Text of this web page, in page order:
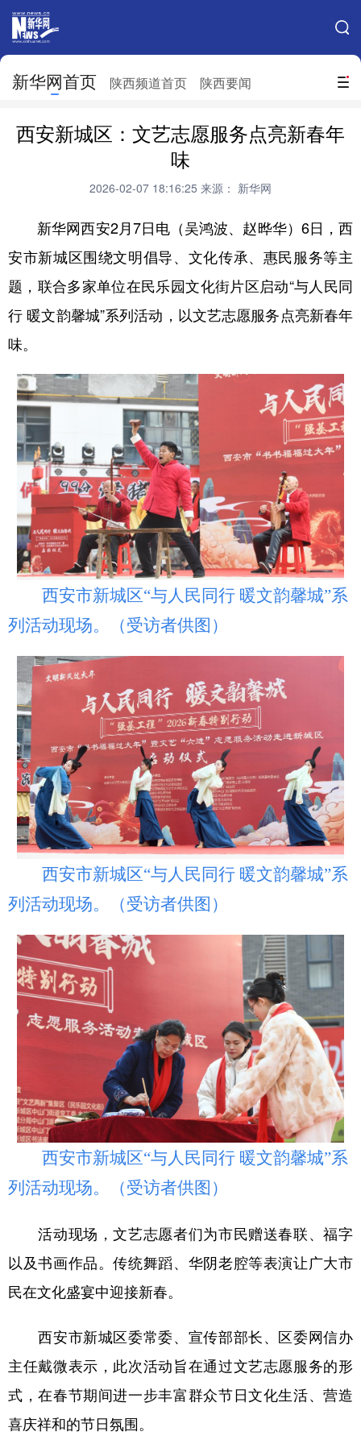
搜索
新华网首页 陕西频道首页 陕西要闻
网站地图
北京 天津 河北 山西
吉林 上海
山东 河南 湖北 湖南
广东 广西 海南 重庆
四川 贵州 云南 西藏
新疆 内蒙古
西安新城区：文艺志愿服务点亮新春年
味
2026-02-07 18:16:25 来源： 新华网
新华网西安2月7日电（吴鸿波、赵晔华）6日，西
安市新城区围绕文明倡导、文化传承、惠民服务等主
题，联合多家单位在民乐园文化街片区启动“与人民同
行 暖文韵馨城”系列活动，以文艺志愿服务点亮新春年
味。
西安市新城区“与人民同行 暖文韵馨城”系
列活动现场。（受访者供图）
西安市新城区“与人民同行 暖文韵馨城”系
列活动现场。（受访者供图）
西安市新城区“与人民同行 暖文韵馨城”系
列活动现场。（受访者供图）
活动现场，文艺志愿者们为市民赠送春联、福字
以及书画作品。传统舞蹈、华阴老腔等表演让广大市
民在文化盛宴中迎接新春。
西安市新城区委常委、宣传部部长、区委网信办
主任戴微表示，此次活动旨在通过文艺志愿服务的形
式，在春节期间进一步丰富群众节日文化生活、营造
喜庆祥和的节日氛围。